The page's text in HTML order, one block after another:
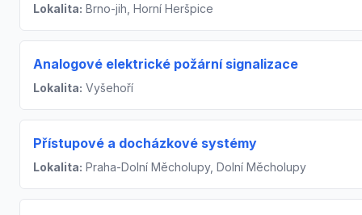
Lokalita: Brno-jih, Horní Heršpice
Analogové elektrické požární signalizace
Lokalita: Vyšehoří
Přístupové a docházkové systémy
Lokalita: Praha-Dolní Měcholupy, Dolní Měcholupy